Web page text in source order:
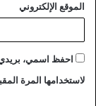
الموقع الإلكتروني
احفظ اسمي، بريدي
لاستخدامها المرة